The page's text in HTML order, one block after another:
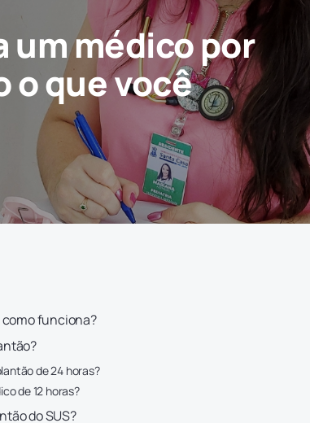
um médico por
o que você
como funciona?
de 24 horas?
de 12 horas?
do SUS?